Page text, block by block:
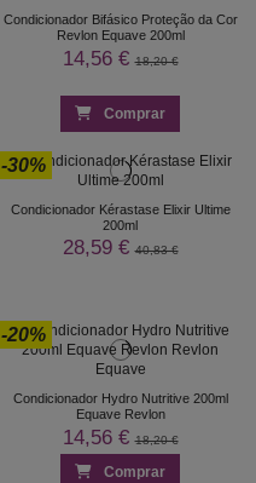
Condicionador Bifásico Proteção da Cor
Revlon Equave 200ml
14,56 €18,20 €
Comprar
-30%
Condicionador Kérastase Elixir Ultime
200ml
28,59 €40,83 €
-20%
Condicionador Hydro Nutritive 200ml
Equave Revlon
14,56 €18,20 €
Comprar